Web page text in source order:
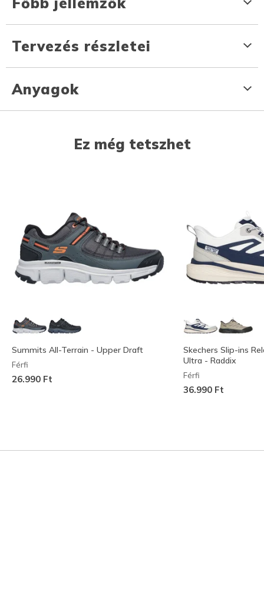
Tervezés részletei
Anyagok
Ez még tetszhet
Summits All-Terrain - Upper Draft
Férfi
26.990 Ft
Skechers Slip-ins
Ultra - Raddix
Férfi
36.990 Ft